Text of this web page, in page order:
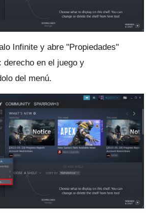
Infinite y abre "Propiedades"
derecho en el juego y
del menú.